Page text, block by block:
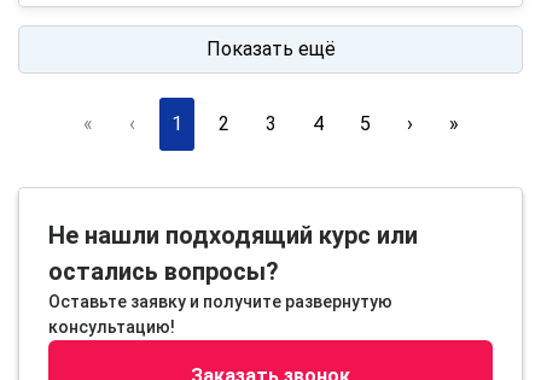
Показать ещё
« ‹ 1 2 3 4 5 › »
Не нашли подходящий курс или
остались вопросы?
Оставьте заявку и получите развернутую
консультацию!